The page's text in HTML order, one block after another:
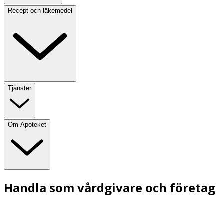
Recept och läkemedel
Tjänster
Om Apoteket
Handla som vårdgivare och företag